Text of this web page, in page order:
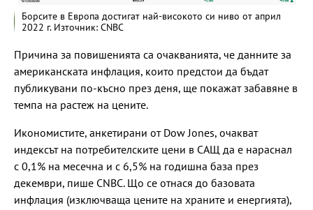
Борсите в Европа достигат най-високото си ниво от април
2022 г. Източник: CNBC
Причина за повишенията са очакванията, че данните за
американската инфлация, които предстои да бъдат
публикувани по-късно през деня, ще покажат забавяне в
темпа на растеж на цените.
Икономистите, анкетирани от Dow Jones, очакват
индексът на потребителските цени в САЩ да е нараснал
с 0,1% на месечна и с 6,5% на годишна база през
декември, пише CNBC. Що се отнася до базовата
инфлация (изключваща цените на храните и енергията),